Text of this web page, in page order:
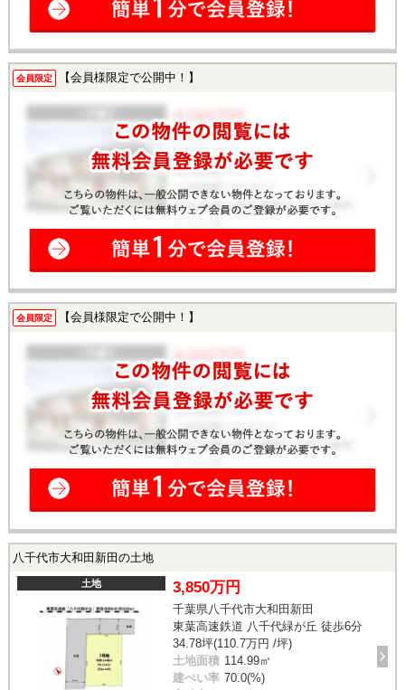
会員限定 【会員様限定で公開中！】
会員限定 【会員様限定で公開中！】
八千代市大和田新田の土地
土地 3,850万円
千葉県八千代市大和田新田
東葉高速鉄道 八千代緑が丘 徒歩6分
34.78坪(110.7万円 /坪)
土地面積 114.99㎡
建ぺい率 70.0(%)